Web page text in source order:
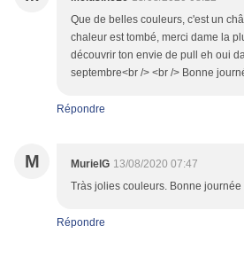
Que de belles couleurs, c'est un
chaleur est tombé, merci dame la
découvrir ton envie de pull eh oui
septembre<br /> <br /> Bonne
Répondre
M MurielG 13/08/2020 07:47
Tràs jolies couleurs. Bonne journée
Répondre